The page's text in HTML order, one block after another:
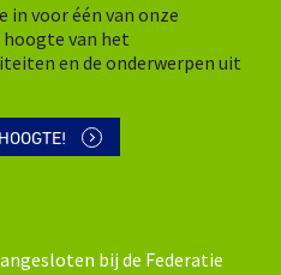
in voor één van onze
van het
en de onderwerpen uit
bij de Federatie